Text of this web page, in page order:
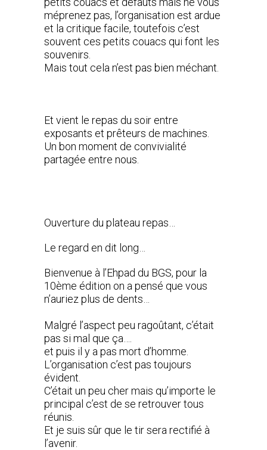
méprenez pas, l’organisation est ardue
et la critique facile, toutefois c’est
souvent ces petits couacs qui font les
souvenirs.
Mais tout cela n’est pas bien méchant.
Et vient le repas du soir entre
exposants et prêteurs de machines.
Un bon moment de convivialité
partagée entre nous.
Ouverture du plateau repas…
Le regard en dit long…
Bienvenue à l’Ehpad du BGS, pour la
10ème édition on a pensé que vous
n’auriez plus de dents…
Malgré l’aspect peu ragoûtant, c’était
pas si mal que ça….
et puis il y a pas mort d’homme.
L’organisation c’est pas toujours
évident.
C’était un peu cher mais qu’importe le
principal c’est de se retrouver tous
réunis.
Et je suis sûr que le tir sera rectifié à
l’avenir.